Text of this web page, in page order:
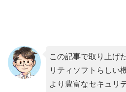
この記事で取り上げ
リティソフトらしい
より豊富なセキュリ